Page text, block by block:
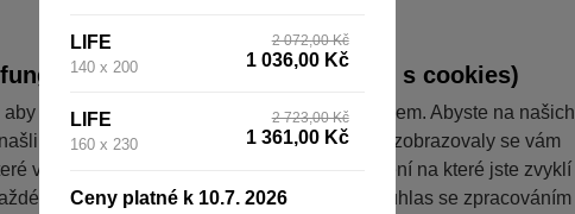
LIFE
140 x 200
2 072,00 Kč
1 036,00 Kč
LIFE
160 x 230
2 723,00 Kč
1 361,00 Kč
Ceny platné k 10.7. 2026
tak, jak ho znáte (souhlas s cookies)
pro vás nakupování bylo co nejlepší zážitkem. Abyste na našich
to, co hledáte, ušetřili spoustu klikání a nezobrazovaly se vám
vás nezajímají. Abyste web viděli v zobrazení na které jste zvyklí
přihlašovat. Proto od vás potřebujeme souhlas se zpracováním